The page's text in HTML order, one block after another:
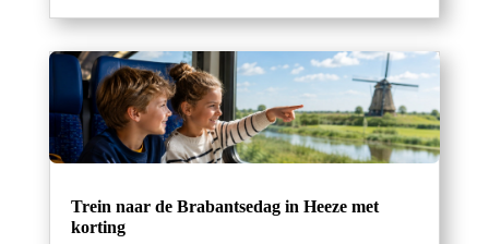
Trein naar de Brabantsedag in Heeze met
korting